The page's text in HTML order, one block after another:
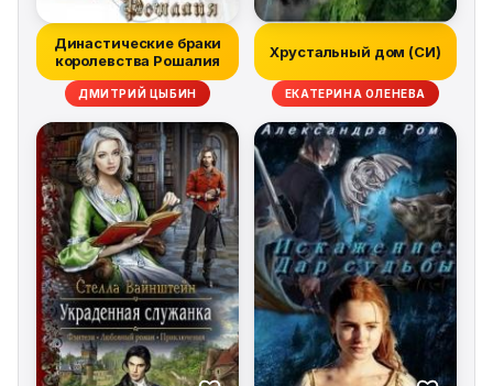
Династические браки
королевства Рошалия
ДМИТРИЙ ЦЫБИН
Хрустальный дом (СИ)
ЕКАТЕРИНА ОЛЕНЕВА